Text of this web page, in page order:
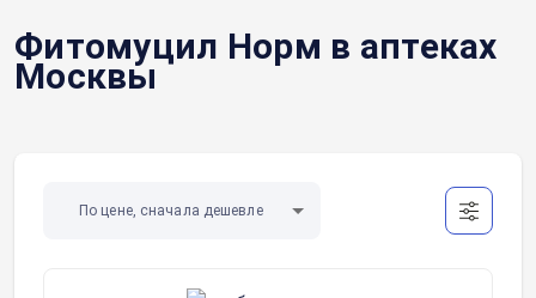
Фитомуцил Норм в аптеках
Москвы
По цене, сначала дешевле